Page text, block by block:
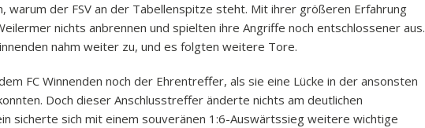
warum der FSV an der Tabellenspitze steht. Mit ihrer größeren Erfahrung
nichts anbrennen und spielten ihre Angriffe noch entschlossener aus.
nahm weiter zu, und es folgten weitere Tore.
FC Winnenden noch der Ehrentreffer, als sie eine Lücke in der ansonsten
Doch dieser Anschlusstreffer änderte nichts am deutlichen
sicherte sich mit einem souveränen 1:6-Auswärtssieg weitere wichtige